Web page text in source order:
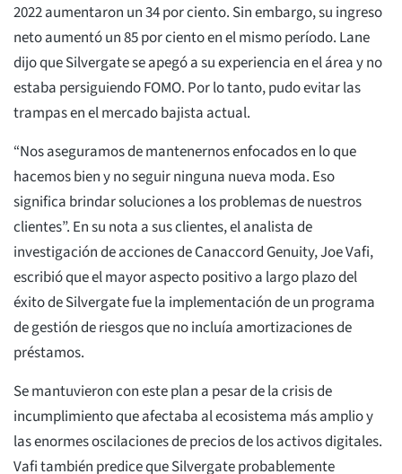
2022 aumentaron un 34 por ciento. Sin embargo, su ingreso
neto aumentó un 85 por ciento en el mismo período. Lane
dijo que Silvergate se apegó a su experiencia en el área y no
estaba persiguiendo FOMO. Por lo tanto, pudo evitar las
trampas en el mercado bajista actual.
“Nos aseguramos de mantenernos enfocados en lo que
hacemos bien y no seguir ninguna nueva moda. Eso
significa brindar soluciones a los problemas de nuestros
clientes”. En su nota a sus clientes, el analista de
investigación de acciones de Canaccord Genuity, Joe Vafi,
escribió que el mayor aspecto positivo a largo plazo del
éxito de Silvergate fue la implementación de un programa
de gestión de riesgos que no incluía amortizaciones de
préstamos.
Se mantuvieron con este plan a pesar de la crisis de
incumplimiento que afectaba al ecosistema más amplio y
las enormes oscilaciones de precios de los activos digitales.
Vafi también predice que Silvergate probablemente